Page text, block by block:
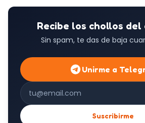
Recibe los chollos
Sin spam, te das de baja
Unirme a
Correo electrónico
Suscribirme